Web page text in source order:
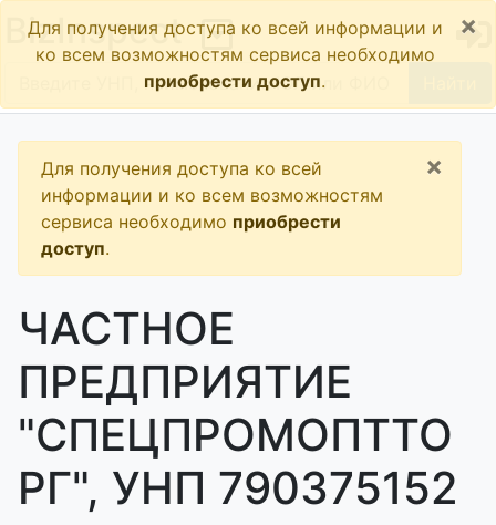
BizInspect
Для получения доступа ко всей информации и
ко всем возможностям сервиса необходимо
приобрести доступ.
×
Для получения доступа ко всей
информации и ко всем возможностям
сервиса необходимо приобрести
доступ.
×
ЧАСТНОЕ
ПРЕДПРИЯТИЕ
"СПЕЦПРОМОПТТО
РГ", УНП 790375152